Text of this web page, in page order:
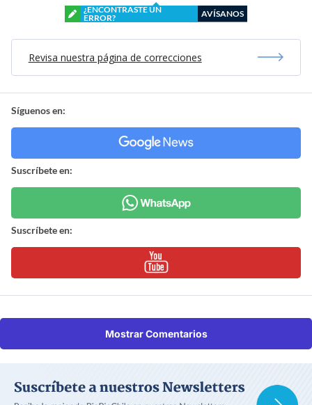
¿ENCONTRASTE UN
ERROR?
AVÍSANOS
Revisa nuestra página de correcciones
Síguenos en:
Suscríbete en:
Suscríbete en:
Mostrar Comentarios